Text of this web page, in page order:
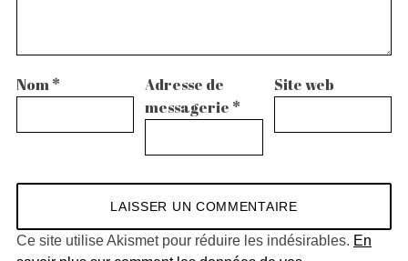
Nom*
Adresse de
messagerie *
Site web
Ce site utilise Akismet pour réduire les indésirables. En